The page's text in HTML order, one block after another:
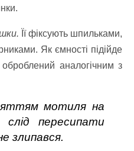
Її фіксують шпильками,
Як ємності підійде
аналогічним з
мотиля на
пересипати
злипався.